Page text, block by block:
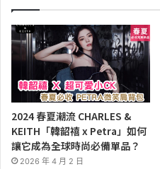
2024 春夏潮流 CHARLES &
KEITH「韓韶禧 x Petra」如何
讓它成為全球時尚必備單品？
2026 年 4 月 2 日